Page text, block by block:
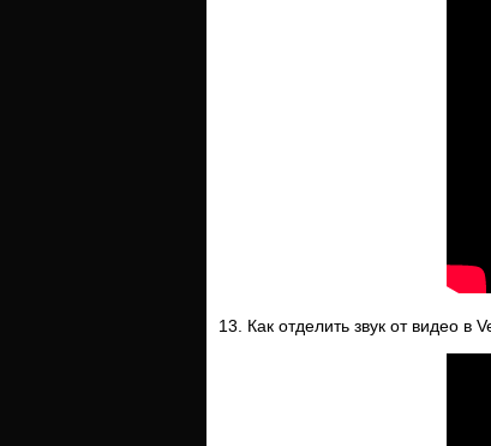
13. Как отделить звук от видео в